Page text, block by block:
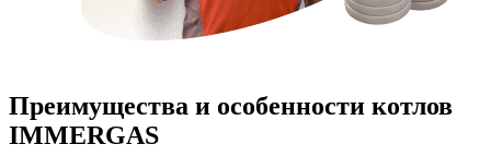
Преимущества и особенности котлов
IMMERGAS